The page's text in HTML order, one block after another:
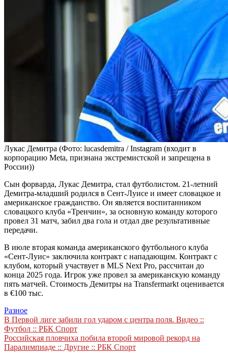
Лукас Демитра (Фото: lucasdemitra / Instagram (входит в
корпорацию Meta, признана экстремистской и запрещена в
России))
Сын форварда, Лукас Демитра, стал футболистом. 21-летний
Демитра-младший родился в Сент-Луисе и имеет словацкое и
американское гражданство. Он является воспитанником
словацкого клуба «Тренчин», за основную команду которого
провел 31 матч, забил два гола и отдал две результативные
передачи.
В июле вторая команда американского футбольного клуба
«Сент-Луис» заключила контракт с нападающим. Контракт с
клубом, который участвует в MLS Next Pro, рассчитан до
конца 2025 года. Игрок уже провел за американскую команду
пять матчей. Стоимость Демитры на Transfermarkt оценивается
в €100 тыс.
Разное
Навигация
по
записям
В Первой лиге забили гол ударом с центра поля. Видео ::
Футбол :: РБК Спорт
Российская пловчиха побила второй мировой рекорд на
Паралимпиаде :: Другие :: РБК Спорт